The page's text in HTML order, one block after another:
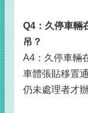
Q4 ：久停車
吊？
A4：久停車輛
車體張貼移置
仍未處理者才